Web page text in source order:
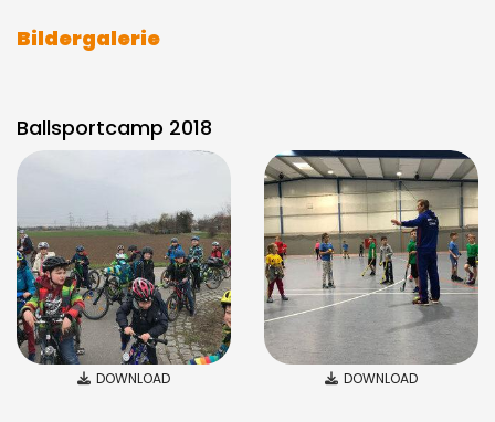
Bildergalerie
Ballsportcamp 2018
DOWNLOAD DOWNLOAD